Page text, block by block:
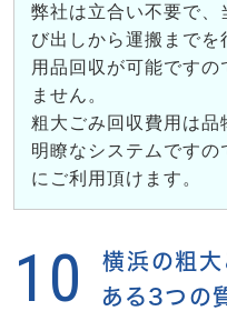
弊社は立合い不要で、
び出しから運搬まで
用品回収が可能ですの
ません。
粗大ごみ回収費用は品
明瞭なシステムです
にご利用頂けます。
10
横浜の粗大
ある3つの